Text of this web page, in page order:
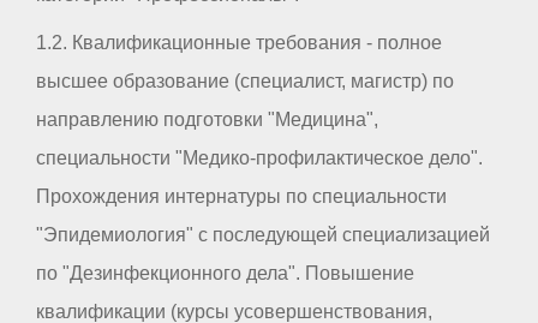
1.2. Квалификационные требования - полное
высшее образование (специалист, магистр) по
направлению подготовки "Медицина",
специальности "Медико-профилактическое дело".
Прохождения интернатуры по специальности
"Эпидемиология" с последующей специализацией
по "Дезинфекционного дела". Повышение
квалификации (курсы усовершенствования,